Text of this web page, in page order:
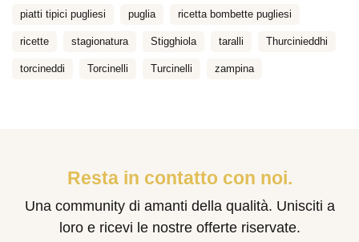
piatti tipici pugliesi puglia ricetta bombette pugliesi
ricette stagionatura Stigghiola taralli Thurcinieddhi
torcineddi Torcinelli Turcinelli zampina
Resta in contatto con noi.
Una community di amanti della qualità. Unisciti a
loro e ricevi le nostre offerte riservate.